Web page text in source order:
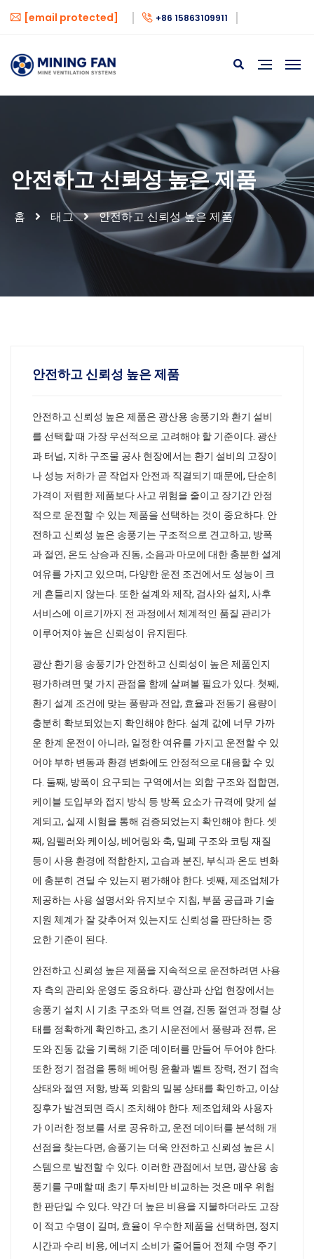
[email protected] +86 15863109911
안전하고 신뢰성 높은 제품
홈 태그 안전하고 신뢰성 높은 제품
안전하고 신뢰성 높은 제품
안전하고 신뢰성 높은 제품은 광산용 송풍기와 환기 설비
를 선택할 때 가장 우선적으로 고려해야 할 기준이다. 광산
과 터널, 지하 구조물 공사 현장에서는 환기 설비의 고장이
나 성능 저하가 곧 작업자 안전과 직결되기 때문에, 단순히
가격이 저렴한 제품보다 사고 위험을 줄이고 장기간 안정
적으로 운전할 수 있는 제품을 선택하는 것이 중요하다. 안
전하고 신뢰성 높은 송풍기는 구조적으로 견고하고, 방폭
과 절연, 온도 상승과 진동, 소음과 마모에 대한 충분한 설계
여유를 가지고 있으며, 다양한 운전 조건에서도 성능이 크
게 흔들리지 않는다. 또한 설계와 제작, 검사와 설치, 사후
서비스에 이르기까지 전 과정에서 체계적인 품질 관리가
이루어져야 높은 신뢰성이 유지된다.
광산 환기용 송풍기가 안전하고 신뢰성이 높은 제품인지
평가하려면 몇 가지 관점을 함께 살펴볼 필요가 있다. 첫째,
환기 설계 조건에 맞는 풍량과 전압, 효율과 전동기 용량이
충분히 확보되었는지 확인해야 한다. 설계 값에 너무 가까
운 한계 운전이 아니라, 일정한 여유를 가지고 운전할 수 있
어야 부하 변동과 환경 변화에도 안정적으로 대응할 수 있
다. 둘째, 방폭이 요구되는 구역에서는 외함 구조와 접합면,
케이블 도입부와 접지 방식 등 방폭 요소가 규격에 맞게 설
계되고, 실제 시험을 통해 검증되었는지 확인해야 한다. 셋
째, 임펠러와 케이싱, 베어링와 축, 밀폐 구조와 코팅 재질
등이 사용 환경에 적합한지, 고습과 분진, 부식과 온도 변화
에 충분히 견딜 수 있는지 평가해야 한다. 넷째, 제조업체가
제공하는 사용 설명서와 유지보수 지침, 부품 공급과 기술
지원 체계가 잘 갖추어져 있는지도 신뢰성을 판단하는 중
요한 기준이 된다.
안전하고 신뢰성 높은 제품을 지속적으로 운전하려면 사용
자 측의 관리와 운영도 중요하다. 광산과 산업 현장에서는
송풍기 설치 시 기초 구조와 덕트 연결, 진동 절연과 정렬 상
태를 정확하게 확인하고, 초기 시운전에서 풍량과 전류, 온
도와 진동 값을 기록해 기준 데이터를 만들어 두어야 한다.
또한 정기 점검을 통해 베어링 윤활과 벨트 장력, 전기 접속
상태와 절연 저항, 방폭 외함의 밀봉 상태를 확인하고, 이상
징후가 발견되면 즉시 조치해야 한다. 제조업체와 사용자
가 이러한 정보를 서로 공유하고, 운전 데이터를 분석해 개
선점을 찾는다면, 송풍기는 더욱 안전하고 신뢰성 높은 시
스템으로 발전할 수 있다. 이러한 관점에서 보면, 광산용 송
풍기를 구매할 때 초기 투자비만 비교하는 것은 매우 위험
한 판단일 수 있다. 약간 더 높은 비용을 지불하더라도 고장
이 적고 수명이 길며, 효율이 우수한 제품을 선택하면, 정지
시간과 수리 비용, 에너지 소비가 줄어들어 전체 수명 주기